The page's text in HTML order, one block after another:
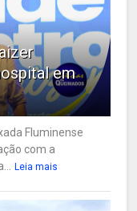
em
Fluminense
com a
Leia mais